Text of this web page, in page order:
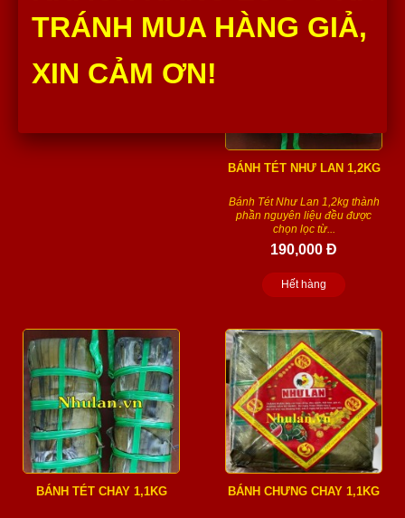
BÁNH TÉT NHƯ LAN 1,2KG
Bánh Tét Như Lan 1,2kg thành
phần nguyên liệu đều được
chọn lọc từ...
190,000 Đ
Hết hàng
BÁNH TÉT CHAY 1,1KG BÁNH CHƯNG CHAY 1,1KG
TRÁNH MUA HÀNG GIẢ,
XIN CẢM ƠN!